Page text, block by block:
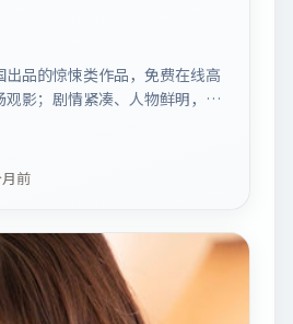
出品的惊悚类作品，免费在线高
影；剧情紧凑、人物鲜明，适
前